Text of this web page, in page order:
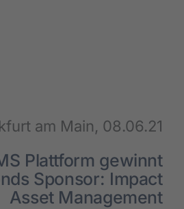
am Main, 08.06.21
Platt­form gewinnt
Spon­sor: Impact
Asset Manage­ment